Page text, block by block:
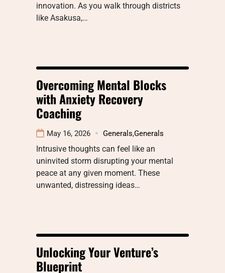
innovation. As you walk through districts
like Asakusa,…
Overcoming Mental Blocks
with Anxiety Recovery
Coaching
May 16, 2026 Generals,Generals
Intrusive thoughts can feel like an
uninvited storm disrupting your mental
peace at any given moment. These
unwanted, distressing ideas…
Unlocking Your Venture’s
Blueprint